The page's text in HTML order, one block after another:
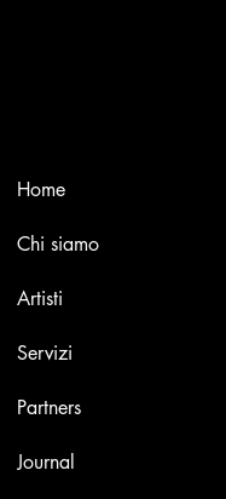
Home
Chi siamo
Artisti
Servizi
Partners
Journal